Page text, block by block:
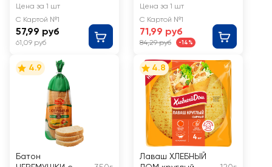
ХЛЕБ Армянский
тонкий
Цена за 1 шт
С Картой №1
57,99 руб
61,09 руб
нарезке
Цена за 1 шт
С Картой №1
71,99 руб
84,29 руб -14%
4.9
Батон
4.8
Лаваш ХЛЕБНЫЙ